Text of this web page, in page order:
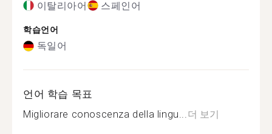
이탈리아어 스페인어
학습언어
독일어
언어 학습 목표
Migliorare conoscenza della lingu...더 보기